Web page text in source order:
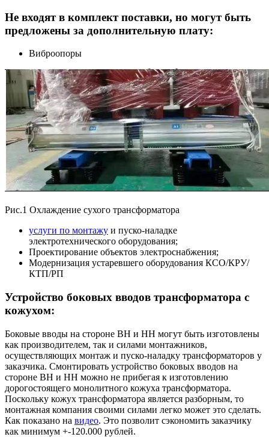
Не входят в комплект поставки, но могут быть
предложены за дополнительную плату:
Виброопоры
Рис.1 Охлаждение сухого трансформатора
услуги по монтажу и пуско-наладке
электротехнического оборудования;
Проектирование объектов электроснабжения;
Модернизация устаревшего оборудования КСО/КРУ/
КТП/РП
Устройство боковых вводов трансформатора с
кожухом:
Боковые вводы на стороне ВН и НН могут быть изготовлены
как производителем, так и силами монтажников,
осуществляющих монтаж и пуско-наладку трансформаторов у
заказчика. Смонтировать устройство боковых вводов на
стороне ВН и НН можно не прибегая к изготовлению
дорогостоящего монолитного кожуха трансформатора.
Поскольку кожух трансформатора является разборным, то
монтажная компания своими силами легко может это сделать.
Как показано на видео. Это позволит сэкономить заказчику
как минимум +-120.000 рублей.